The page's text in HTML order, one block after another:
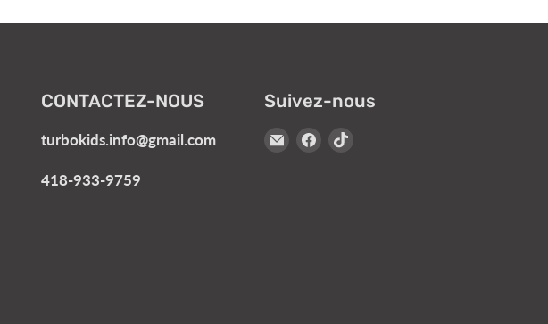
CONTACTEZ-NOUS
turbokids.info@gmail.com
418-933-9759
Suivez-nous
EmailTrouvez-Trouvez-